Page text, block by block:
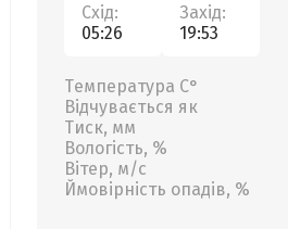
Схід:
05:26
Захід:
19:53
Температура С°
Відчувається як
Тиск, мм
Вологість, %
Вітер, м/с
Ймовірність опадів, %